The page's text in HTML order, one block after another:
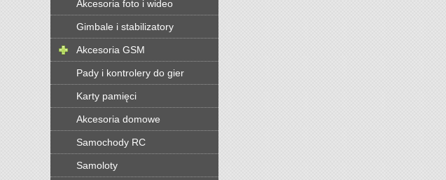
Akcesoria foto i wideo
Gimbale i stabilizatory
Akcesoria GSM
Pady i kontrolery do gier
Karty pamięci
Akcesoria domowe
Samochody RC
Samoloty